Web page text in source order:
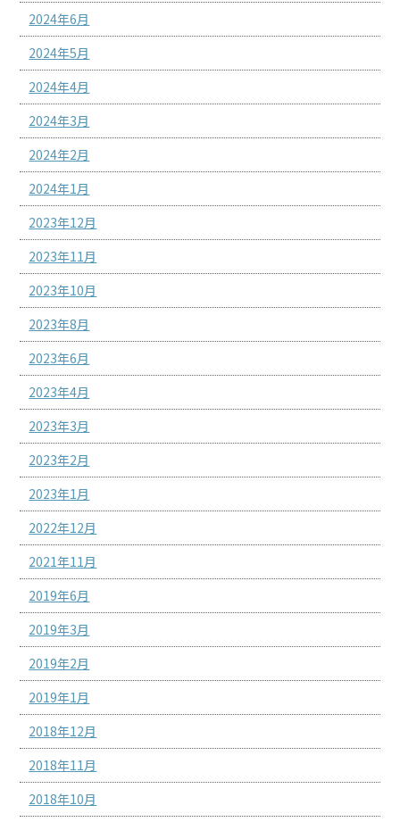
2024年6月
2024年5月
2024年4月
2024年3月
2024年2月
2024年1月
2023年12月
2023年11月
2023年10月
2023年8月
2023年6月
2023年4月
2023年3月
2023年2月
2023年1月
2022年12月
2021年11月
2019年6月
2019年3月
2019年2月
2019年1月
2018年12月
2018年11月
2018年10月